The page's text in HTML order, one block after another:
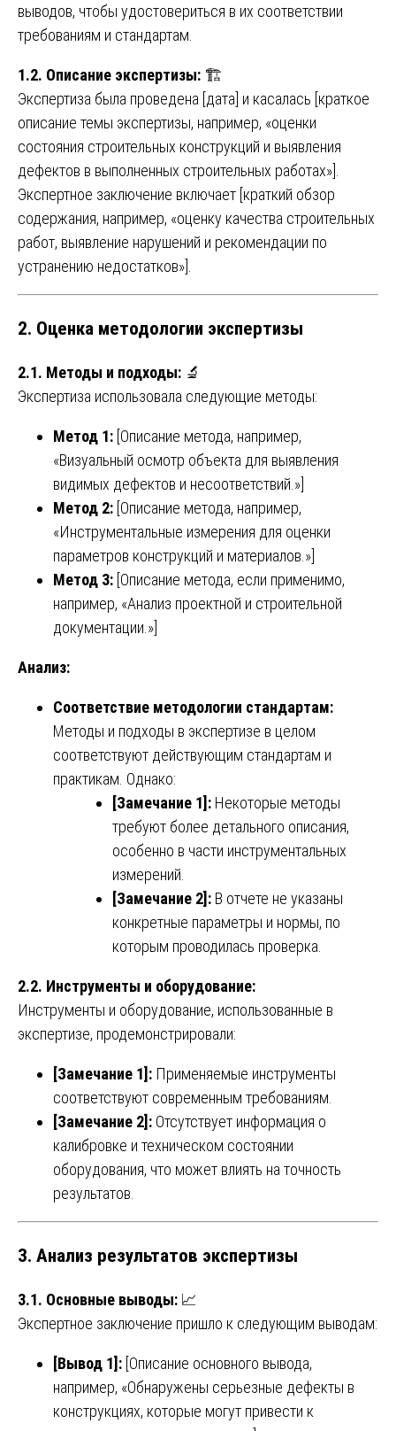
выводов, чтобы удостовериться в их соответствии
требованиям и стандартам.
1.2. Описание экспертизы: 🏗️
Экспертиза была проведена [дата] и касалась [краткое
описание темы экспертизы, например, «оценки
состояния строительных конструкций и выявления
дефектов в выполненных строительных работах»].
Экспертное заключение включает [краткий обзор
содержания, например, «оценку качества строительных
работ, выявление нарушений и рекомендации по
устранению недостатков»].
2. Оценка методологии экспертизы
2.1. Методы и подходы: 🔬
Экспертиза использовала следующие методы:
Метод 1: [Описание метода, например,
«Визуальный осмотр объекта для выявления
видимых дефектов и несоответствий.»]
Метод 2: [Описание метода, например,
«Инструментальные измерения для оценки
параметров конструкций и материалов.»]
Метод 3: [Описание метода, если применимо,
например, «Анализ проектной и строительной
документации.»]
Анализ:
Соответствие методологии стандартам:
Методы и подходы в экспертизе в целом
соответствуют действующим стандартам и
практикам. Однако:
[Замечание 1]: Некоторые методы
требуют более детального описания,
особенно в части инструментальных
измерений.
[Замечание 2]: В отчете не указаны
конкретные параметры и нормы, по
которым проводилась проверка.
2.2. Инструменты и оборудование:
Инструменты и оборудование, использованные в
экспертизе, продемонстрировали:
[Замечание 1]: Применяемые инструменты
соответствуют современным требованиям.
[Замечание 2]: Отсутствует информация о
калибровке и техническом состоянии
оборудования, что может влиять на точность
результатов.
3. Анализ результатов экспертизы
3.1. Основные выводы: 📈
Экспертное заключение пришло к следующим выводам:
[Вывод 1]: [Описание основного вывода,
например, «Обнаружены серьезные дефекты в
конструкциях, которые могут привести к